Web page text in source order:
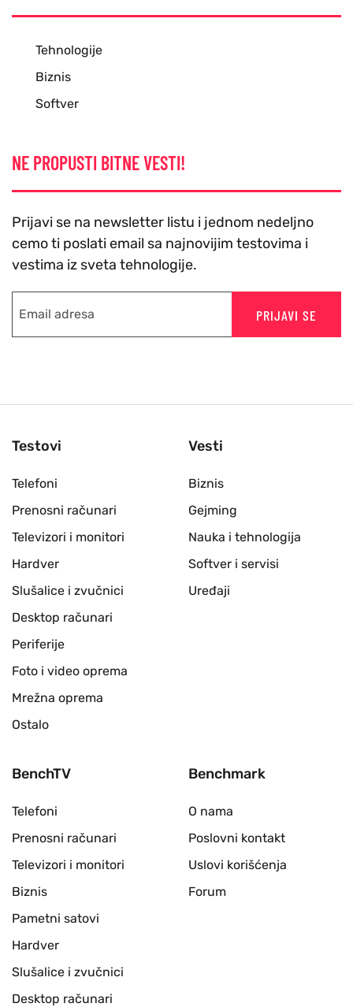
Tehnologije
Biznis
Softver
NE PROPUSTI BITNE VESTI!
Prijavi se na newsletter listu i jednom nedeljno
cemo ti poslati email sa najnovijim testovima i
vestima iz sveta tehnologije.
PRIJAVI SE
Testovi
Telefoni
Prenosni računari
Televizori i monitori
Hardver
Slušalice i zvučnici
Desktop računari
Periferije
Foto i video oprema
Mrežna oprema
Ostalo
Vesti
Biznis
Gejming
Nauka i tehnologija
Softver i servisi
Uređaji
BenchTV
Telefoni
Prenosni računari
Televizori i monitori
Biznis
Pametni satovi
Hardver
Slušalice i zvučnici
Desktop računari
Benchmark
O nama
Poslovni kontakt
Uslovi korišćenja
Forum